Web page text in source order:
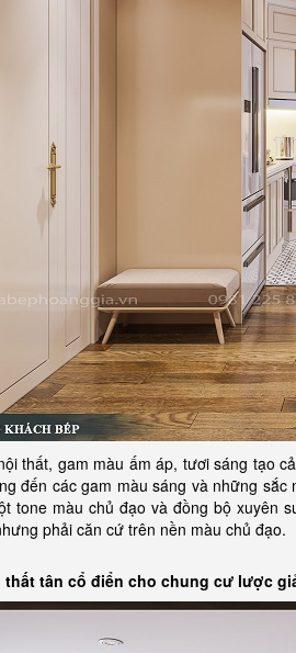
thất, gam màu ấm áp, tươi sáng tạo
đến các gam màu sáng và những
tone màu chủ đạo và đồng bộ xuyên
phải căn cứ trên nền màu chủ đạo.
thất tân cổ điển cho chung cư lược